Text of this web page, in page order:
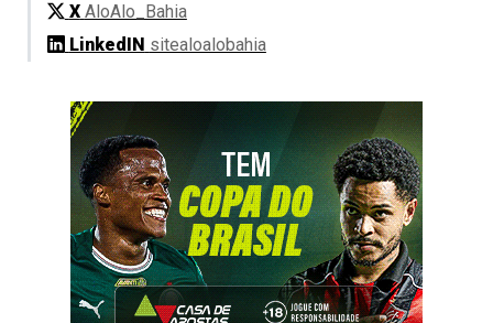
X AloAlo_Bahia
LinkedIN sitealoalobahia